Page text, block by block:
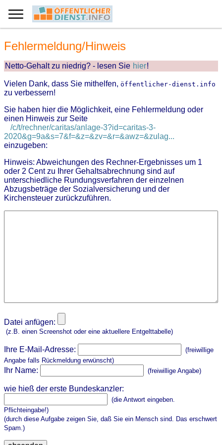
Fehlermeldung/Hinweis
Netto-Gehalt zu niedrig? - lesen Sie hier!
Vielen Dank, dass Sie mithelfen, öffentlicher-dienst.info
zu verbessern!
Sie haben hier die Möglichkeit, eine Fehlermeldung oder
einen Hinweis zur Seite
/c/t/rechner/caritas/anlage-3?id=caritas-3-
2020&g=9a&s=7&f=&z=&zv=&r=&awz=&zulag...
einzugeben:
Hinweis: Abweichungen des Rechner-Ergebnisses um 1
oder 2 Cent zu Ihrer Gehaltsabrechnung sind auf
unterschiedliche Rundungsverfahren der einzelnen
Abzugsbeträge der Sozialversicherung und der
Kirchensteuer zurückzuführen.
Datei anfügen:
(z.B. einen Screenshot oder eine aktuellere Entgelttabelle)
Ihre E-Mail-Adresse:
(freiwillige
Angabe falls Rückmeldung erwünscht)
Ihr Name: (freiwillige Angabe)
wie hieß der erste Bundeskanzler:
(die Antwort eingeben.
Pflichteingabe!)
(durch diese Aufgabe zeigen Sie, daß Sie ein Mensch sind. Das erschwert
Spam.)